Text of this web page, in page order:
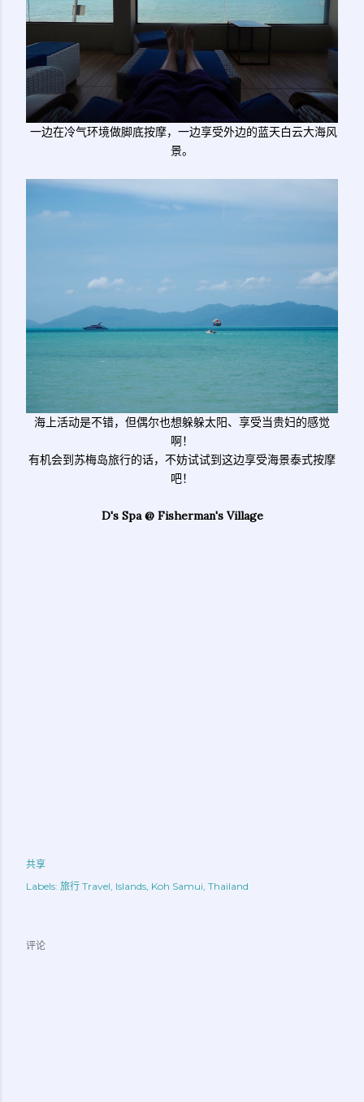
一边在冷气环境做脚底按摩，一边享受外边的蓝天白云大海风
景。
海上活动是不错，但偶尔也想躲躲太阳、享受当贵妇的感觉
啊！
有机会到苏梅岛旅行的话，不妨试试到这边享受海景泰式按摩
吧！
D's Spa @ Fisherman's Village
共享
Labels: 旅行 Travel Islands Koh Samui Thailand
评论